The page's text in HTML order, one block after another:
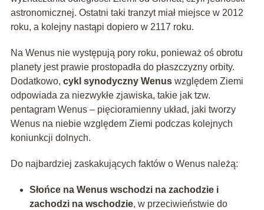
astronomicznej. Ostatni taki tranzyt miał miejsce w 2012
roku, a kolejny nastąpi dopiero w 2117 roku.
Na Wenus nie występują pory roku, ponieważ oś obrotu
planety jest prawie prostopadła do płaszczyzny orbity.
Dodatkowo, cykl synodyczny Wenuswzględem Ziemi
odpowiada za niezwykłe zjawiska, takie jak tzw.
pentagram Wenus – pięcioramienny układ, jaki tworzy
Wenus na niebie względem Ziemi podczas kolejnych
koniunkcji dolnych.
Do najbardziej zaskakujących faktów o Wenus należą:
Słońce na Wenus wschodzi na zachodzie i
zachodzi na wschodzie, w przeciwieństwie do